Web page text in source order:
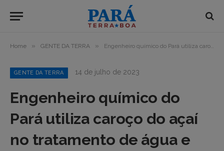
Home » GENTE DA TERRA » Engenheiro químico do Pará utiliza caroço do açaí no tratamento de água e muda a vida de ribeirinhos
GENTE DA TERRA 14 de julho de 2023
Engenheiro químico do
Pará utiliza caroço do açaí
no tratamento de água e